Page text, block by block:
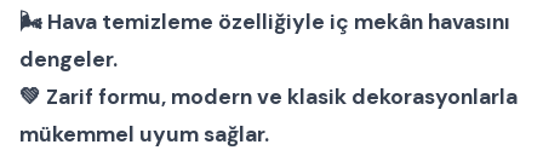
🌬 Hava temizleme özelliğiyle iç mekân havasını
dengeler.
💚 Zarif formu, modern ve klasik dekorasyonlarla
mükemmel uyum sağlar.